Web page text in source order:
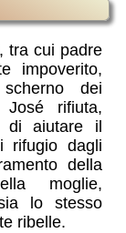
tra cui padre
impoverito,
dei
rifiuta,
di aiutare il
rifugio dagli
della
moglie,
lo stesso
ribelle.